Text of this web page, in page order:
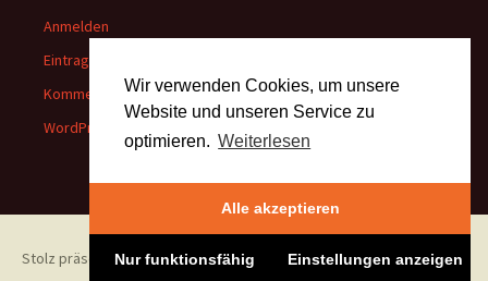
Wir verwenden Cookies, um unsere
Website und unseren Service zu
optimieren. Weiterlesen
Alle akzeptieren
Nur funktionsfähig Einstellungen anzeigen
Anmelden
Eintrags-Feed
Kommentar-Feed
WordPress.org
Stolz präsentiert von WordPress